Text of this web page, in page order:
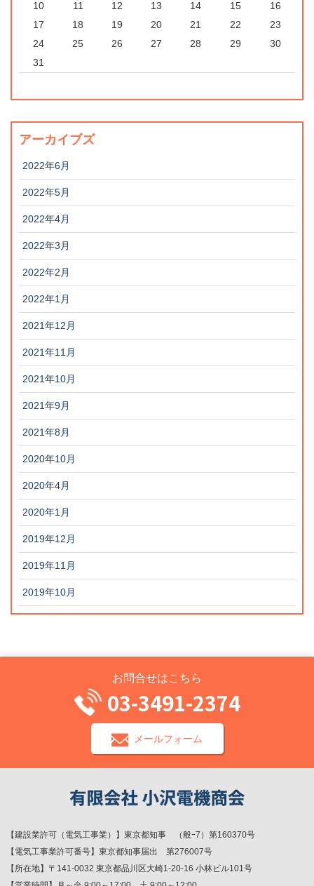
10
11 12 13 14 15
16
17
18 19 20 21 22
23
24
25 26 27 28 29
30
31
アーカイブズ
2022年6月
2022年5月
2022年4月
2022年3月
2022年2月
2022年1月
2021年12月
2021年11月
2021年10月
2021年9月
2021年8月
2020年10月
2020年4月
2020年1月
2019年12月
2019年11月
2019年10月
お問合せはこちら
03-3491-2374
メールフォーム
【建設業許可（電気工事業）】東京都知事 （般ｰ7）第160370号
【電気工事業許可番号】東京都知事届出 第276007号
【所在地】〒141-0032 東京都品川区大崎1-20-16 小林ビル101号